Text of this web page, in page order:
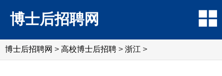
博士后招聘网
博士后招聘网 > 高校博士后招聘 > 浙江 >